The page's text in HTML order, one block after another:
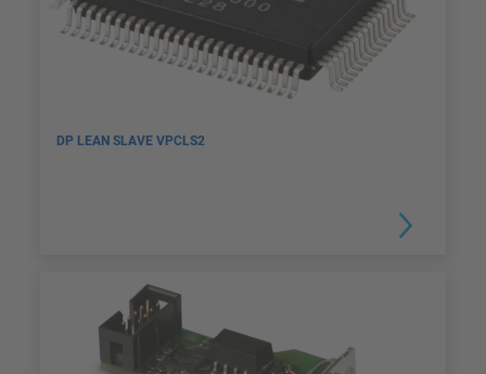
DP LEAN SLAVE VPCLS2